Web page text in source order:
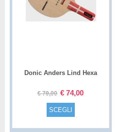
Donic Anders Lind Hexa
€79,00 € 74,00
SCEGLI